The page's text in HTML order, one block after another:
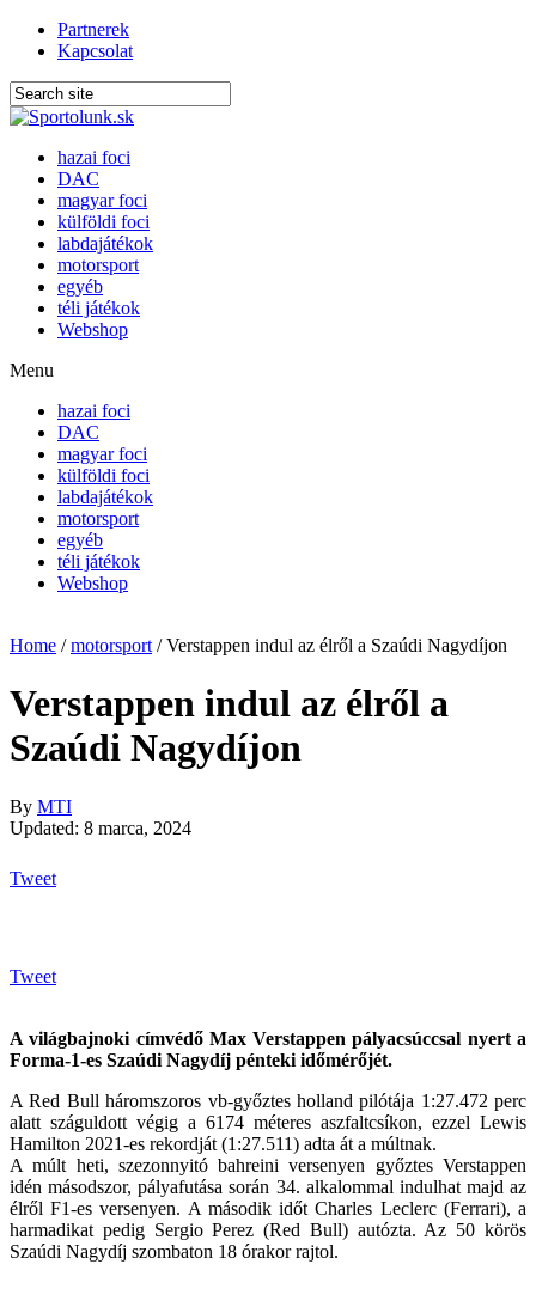
Partnerek
Kapcsolat
hazai foci
DAC
magyar foci
külföldi foci
labdajátékok
motorsport
egyéb
téli játékok
Webshop
Menu
hazai foci
DAC
magyar foci
külföldi foci
labdajátékok
motorsport
egyéb
téli játékok
Webshop
Home /motorsport /Verstappen indul az élről a Szaúdi Nagydíjon
Verstappen indul az élről a
Szaúdi Nagydíjon
By MTI
Updated: 8 marca, 2024
Tweet
Tweet
A világbajnoki címvédő Max Verstappen pályacsúccsal nyert a
Forma-1-es Szaúdi Nagydíj pénteki időmérőjét.
A Red Bull háromszoros vb-győztes holland pilótája 1:27.472 perc
alatt száguldott végig a 6174 méteres aszfaltcsíkon, ezzel Lewis
Hamilton 2021-es rekordját (1:27.511) adta át a múltnak.
A múlt heti, szezonnyitó bahreini versenyen győztes Verstappen
idén másodszor, pályafutása során 34. alkalommal indulhat majd az
élről F1-es versenyen. A második időt Charles Leclerc (Ferrari), a
harmadikat pedig Sergio Perez (Red Bull) autózta. Az 50 körös
Szaúdi Nagydíj szombaton 18 órakor rajtol.